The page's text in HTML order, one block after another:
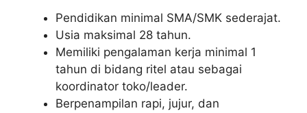
Pendidikan minimal SMA/SMK sederajat.
Usia maksimal 28 tahun.
Memiliki pengalaman kerja minimal 1
tahun di bidang ritel atau sebagai
koordinator toko/leader.
Berpenampilan rapi, jujur, dan